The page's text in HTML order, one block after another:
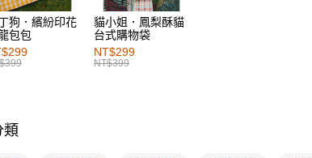
狗．繽紛印花
包包
貓小姐．鳳梨酥貓
台式購物袋
NT$299
NT$399
類